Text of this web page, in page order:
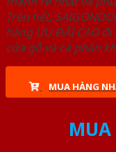
Trên hết,
hàng ƯU ĐÃI CAO
cửa gỗ và cả phân
MUA HÀNG